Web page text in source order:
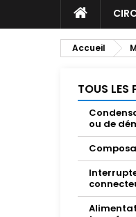
Accueil
TOUS LES
ou de